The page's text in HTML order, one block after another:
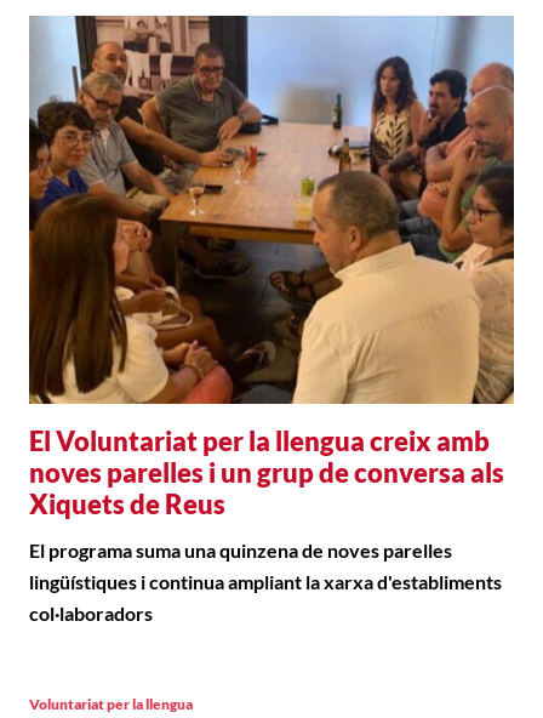
El Voluntariat per la llengua creix amb
noves parelles i un grup de conversa als
Xiquets de Reus
El programa suma una quinzena de noves parelles
lingüístiques i continua ampliant la xarxa d'establiments
col·laboradors
Voluntariat per la llengua